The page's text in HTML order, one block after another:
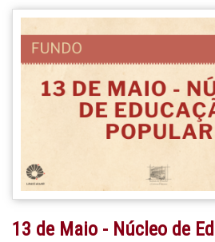
13 de Maio - Núcleo de